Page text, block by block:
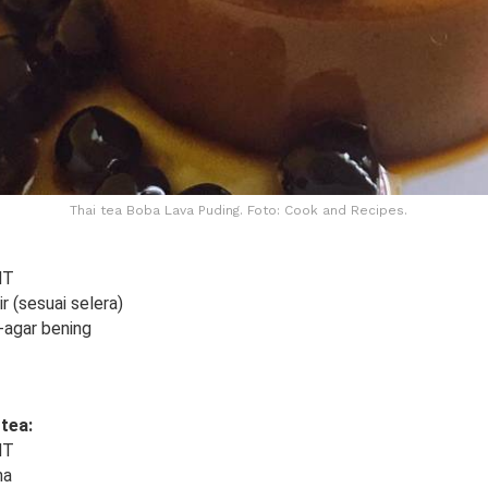
Thai tea Boba Lava Puding. Foto: Cook and Recipes.
(sesuai selera)
bening